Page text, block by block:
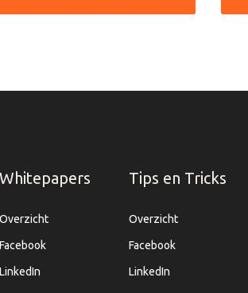
Whitepapers
Overzicht
Facebook
LinkedIn
Tips en Tricks
Overzicht
Facebook
LinkedIn